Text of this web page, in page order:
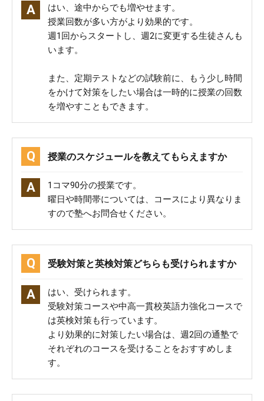
はい、途中からでも増やせます。
授業回数が多い方がより効果的です。
週1回からスタートし、週2に変更する生徒さんも
います。
また、定期テストなどの試験前に、もう少し時間
をかけて対策をしたい場合は一時的に授業の回数
を増やすこともできます。
授業のスケジュールを教えてもらえますか
1コマ90分の授業です。
曜日や時間帯については、コースにより異なりま
すので塾へお問合せください。
受験対策と英検対策どちらも受けられますか
はい、受けられます。
受験対策コースや中高一貫校英語力強化コースで
は英検対策も行っています。
より効果的に対策したい場合は、週2回の通塾で
それぞれのコースを受けることをおすすめしま
す。